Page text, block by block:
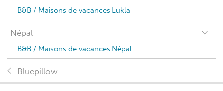
B&B / Maisons de vacances Lukla
Népal
B&B / Maisons de vacances Népal
Bluepillow